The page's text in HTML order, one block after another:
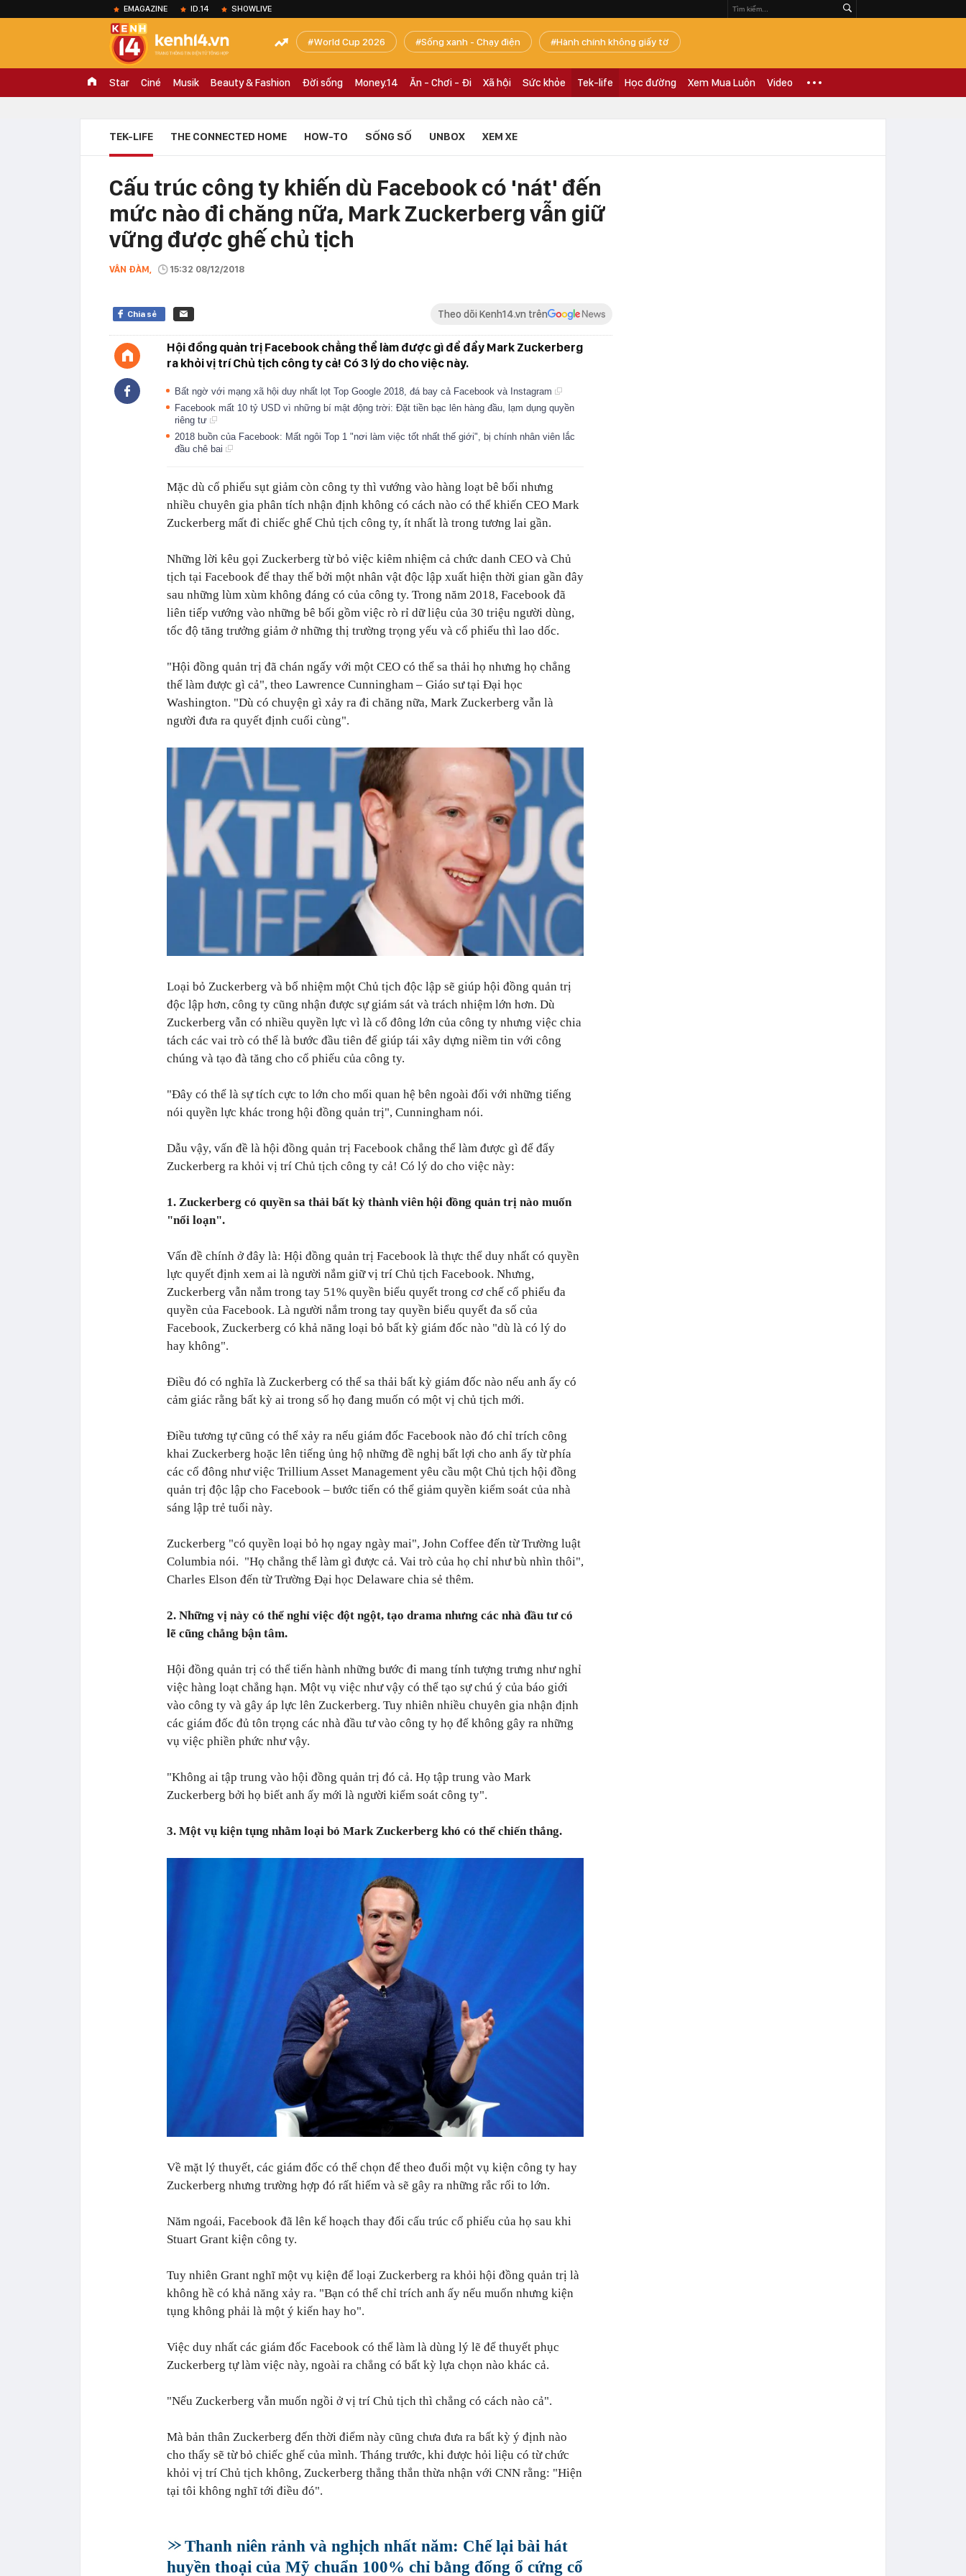
EMAGAZINE ID.14 SHOWLIVE
World Cup 2026 Sống xanh - Chạy điện Hành chính không giấy tờ
Star Ciné Musik Beauty & Fashion Đời sống Money.14 Ăn - Chơi - Đi Xã hội Sức khỏe Tek-life Học đường Xem Mua Luôn Video
TEK-LIFE THE CONNECTED HOME HOW-TO SỐNG SỐ UNBOX XEM XE
Cấu trúc công ty khiến dù Facebook có 'nát' đến
mức nào đi chăng nữa, Mark Zuckerberg vẫn giữ
vững được ghế chủ tịch
VÂN ĐÀM, 15:32 08/12/2018
Chia sẻ Theo dõi Kenh14.vn trên
Hội đồng quản trị Facebook chẳng thể làm được gì để đẩy Mark Zuckerberg
ra khỏi vị trí Chủ tịch công ty cả! Có 3 lý do cho việc này.
Bất ngờ với mạng xã hội duy nhất lọt Top Google 2018, đá bay cả Facebook và Instagram
Facebook mất 10 tỷ USD vì những bí mật động trời: Đặt tiền bạc lên hàng đầu, lạm dụng quyền
riêng tư
2018 buồn của Facebook: Mất ngôi Top 1 "nơi làm việc tốt nhất thế giới", bị chính nhân viên lắc
đầu chê bai
Mặc dù cổ phiếu sụt giảm còn công ty thì vướng vào hàng loạt bê bối nhưng
nhiều chuyên gia phân tích nhận định không có cách nào có thể khiến CEO Mark
Zuckerberg mất đi chiếc ghế Chủ tịch công ty, ít nhất là trong tương lai gần.
Những lời kêu gọi Zuckerberg từ bỏ việc kiêm nhiệm cả chức danh CEO và Chủ
tịch tại Facebook để thay thế bởi một nhân vật độc lập xuất hiện thời gian gần đây
sau những lùm xùm không đáng có của công ty. Trong năm 2018, Facebook đã
liên tiếp vướng vào những bê bối gồm việc rò rỉ dữ liệu của 30 triệu người dùng,
tốc độ tăng trưởng giảm ở những thị trường trọng yếu và cổ phiếu thì lao dốc.
"Hội đồng quản trị đã chán ngấy với một CEO có thể sa thải họ nhưng họ chẳng
thể làm được gì cả", theo Lawrence Cunningham – Giáo sư tại Đại học
Washington. "Dù có chuyện gì xảy ra đi chăng nữa, Mark Zuckerberg vẫn là
người đưa ra quyết định cuối cùng".
Loại bỏ Zuckerberg và bổ nhiệm một Chủ tịch độc lập sẽ giúp hội đồng quản trị
độc lập hơn, công ty cũng nhận được sự giám sát và trách nhiệm lớn hơn. Dù
Zuckerberg vẫn có nhiều quyền lực vì là cổ đông lớn của công ty nhưng việc chia
tách các vai trò có thể là bước đầu tiên để giúp tái xây dựng niềm tin với công
chúng và tạo đà tăng cho cổ phiếu của công ty.
"Đây có thể là sự tích cực to lớn cho mối quan hệ bên ngoài đối với những tiếng
nói quyền lực khác trong hội đồng quản trị", Cunningham nói.
Dẫu vậy, vấn đề là hội đồng quản trị Facebook chẳng thể làm được gì để đẩy
Zuckerberg ra khỏi vị trí Chủ tịch công ty cả! Có lý do cho việc này:
1. Zuckerberg có quyền sa thải bất kỳ thành viên hội đồng quản trị nào muốn
"nổi loạn".
Vấn đề chính ở đây là: Hội đồng quản trị Facebook là thực thể duy nhất có quyền
lực quyết định xem ai là người nắm giữ vị trí Chủ tịch Facebook. Nhưng,
Zuckerberg vẫn nắm trong tay 51% quyền biểu quyết trong cơ chế cổ phiếu đa
quyền của Facebook. Là người nắm trong tay quyền biểu quyết đa số của
Facebook, Zuckerberg có khả năng loại bỏ bất kỳ giám đốc nào "dù là có lý do
hay không".
Điều đó có nghĩa là Zuckerberg có thể sa thải bất kỳ giám đốc nào nếu anh ấy có
cảm giác rằng bất kỳ ai trong số họ đang muốn có một vị chủ tịch mới.
Điều tương tự cũng có thể xảy ra nếu giám đốc Facebook nào đó chỉ trích công
khai Zuckerberg hoặc lên tiếng ủng hộ những đề nghị bất lợi cho anh ấy từ phía
các cổ đông như việc Trillium Asset Management yêu cầu một Chủ tịch hội đồng
quản trị độc lập cho Facebook – bước tiến có thể giảm quyền kiểm soát của nhà
sáng lập trẻ tuổi này.
Zuckerberg "có quyền loại bỏ họ ngay ngày mai", John Coffee đến từ Trường luật
Columbia nói. "Họ chẳng thể làm gì được cả. Vai trò của họ chỉ như bù nhìn thôi",
Charles Elson đến từ Trường Đại học Delaware chia sẻ thêm.
2. Những vị này có thể nghỉ việc đột ngột, tạo drama nhưng các nhà đầu tư có
lẽ cũng chẳng bận tâm.
Hội đồng quản trị có thể tiến hành những bước đi mang tính tượng trưng như nghỉ
việc hàng loạt chẳng hạn. Một vụ việc như vậy có thể tạo sự chú ý của báo giới
vào công ty và gây áp lực lên Zuckerberg. Tuy nhiên nhiều chuyên gia nhận định
các giám đốc đủ tôn trọng các nhà đầu tư vào công ty họ để không gây ra những
vụ việc phiền phức như vậy.
"Không ai tập trung vào hội đồng quản trị đó cả. Họ tập trung vào Mark
Zuckerberg bởi họ biết anh ấy mới là người kiểm soát công ty".
3. Một vụ kiện tụng nhằm loại bỏ Mark Zuckerberg khó có thể chiến thắng.
Về mặt lý thuyết, các giám đốc có thể chọn để theo đuổi một vụ kiện công ty hay
Zuckerberg nhưng trường hợp đó rất hiếm và sẽ gây ra những rắc rối to lớn.
Năm ngoái, Facebook đã lên kế hoạch thay đổi cấu trúc cổ phiếu của họ sau khi
Stuart Grant kiện công ty.
Tuy nhiên Grant nghĩ một vụ kiện để loại Zuckerberg ra khỏi hội đồng quản trị là
không hề có khả năng xảy ra. "Bạn có thể chỉ trích anh ấy nếu muốn nhưng kiện
tụng không phải là một ý kiến hay ho".
Việc duy nhất các giám đốc Facebook có thể làm là dùng lý lẽ để thuyết phục
Zuckerberg tự làm việc này, ngoài ra chẳng có bất kỳ lựa chọn nào khác cả.
"Nếu Zuckerberg vẫn muốn ngồi ở vị trí Chủ tịch thì chẳng có cách nào cả".
Mà bản thân Zuckerberg đến thời điểm này cũng chưa đưa ra bất kỳ ý định nào
cho thấy sẽ từ bỏ chiếc ghế của mình. Tháng trước, khi được hỏi liệu có từ chức
khỏi vị trí Chủ tịch không, Zuckerberg thẳng thắn thừa nhận với CNN rằng: "Hiện
tại tôi không nghĩ tới điều đó".
Thanh niên rảnh và nghịch nhất năm: Chế lại bài hát
huyền thoại của Mỹ chuẩn 100% chỉ bằng đống ổ cứng cổ